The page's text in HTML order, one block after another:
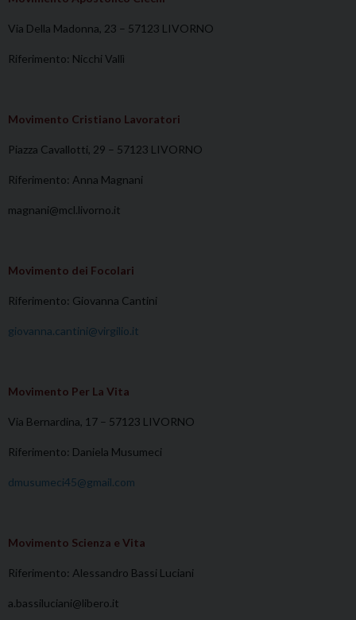
Via Della Madonna, 23 – 57123 LIVORNO
Riferimento: Nicchi Vallì
Movimento Cristiano Lavoratori
Piazza Cavallotti, 29 – 57123 LIVORNO
Riferimento: Anna Magnani
magnani@mcl.livorno.it
Movimento dei Focolari
Riferimento: Giovanna Cantini
giovanna.cantini@virgilio.it
Movimento Per La Vita
Via Bernardina, 17 – 57123 LIVORNO
Riferimento: Daniela Musumeci
dmusumeci45@gmail.com
Movimento Scienza e Vita
Riferimento: Alessandro Bassi Luciani
a.bassiluciani@libero.it